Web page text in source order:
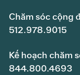
Chăm sóc cộng
512.978.9015
Kế hoạch chăm
844.800.4693